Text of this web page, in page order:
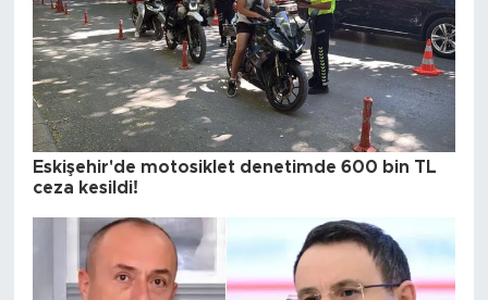
Eskişehir'de motosiklet denetimde 600 bin TL
ceza kesildi!